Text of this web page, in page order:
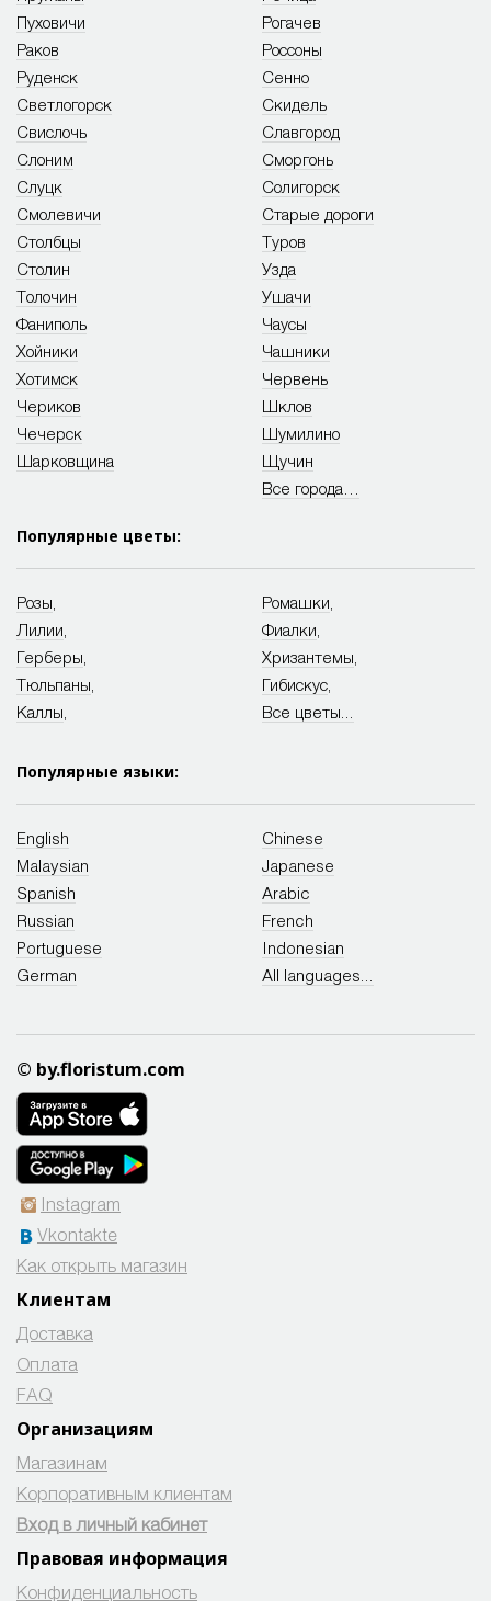
Пуховичи
Раков
Рогачев
Россоны
Руденск
Светлогорск
Свислочь
Сенно
Скидель
Славгород
Слоним
Слуцк
Смолевичи
Сморгонь
Солигорск
Старые дороги
Столбцы
Столин
Толочин
Туров
Узда
Ушачи
Фаниполь
Хойники
Хотимск
Чаусы
Чашники
Червень
Чериков
Чечерск
Шарковщина
Шклов
Шумилино
Щучин
Все города…
Популярные цветы:
Розы
Лилии
Герберы
Тюльпаны
Каллы
Ромашки
Фиалки
Хризантемы
Гибискус
Все цветы...
Популярные языки:
English
Malaysian
Chinese
Japanese
Spanish
Russian
Arabic
French
Portuguese
German
Indonesian
All languages...
© by.floristum.com
Instagram
Vkontakte
Как открыть магазин
Клиентам
Доставка
Оплата
FAQ
Организациям
Магазинам
Корпоративным клиентам
Вход в личный кабинет
Правовая информация
Конфиденциальность